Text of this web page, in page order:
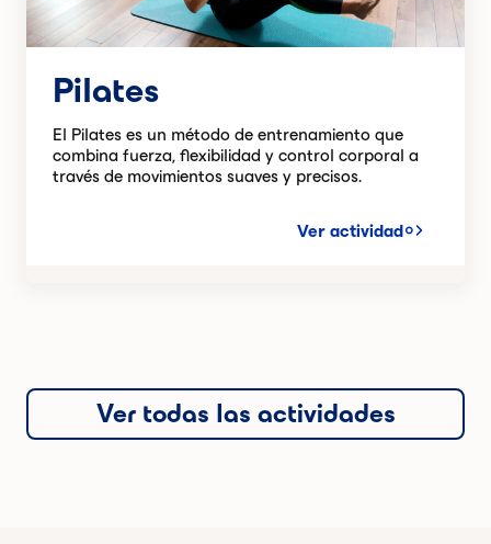
Pilates
El Pilates es un método de entrenamiento que
combina fuerza, flexibilidad y control corporal a
través de movimientos suaves y precisos.
Ver actividad
Ver todas las actividades